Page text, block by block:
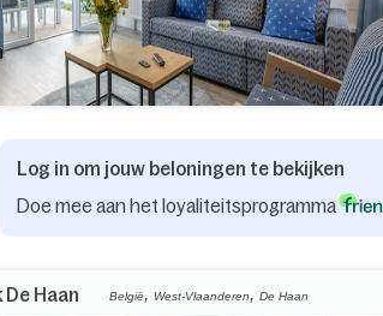
Log in om jouw beloningen te bekijken
Doe mee aan het loyaliteitsprogramma
De Haan België, West-Vlaanderen,De Haan